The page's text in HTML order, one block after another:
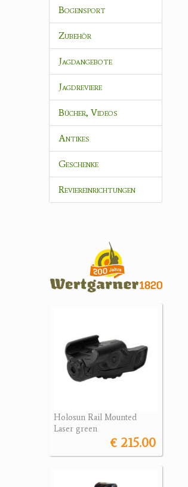
Bogensport
Zubehör
Jagdangebote
Jagdreviere
Bücher, Videos
Antikes
Geschenke
Reviereinrichtungen
Holosun Rail Mounted
Laser green
€ 215.00